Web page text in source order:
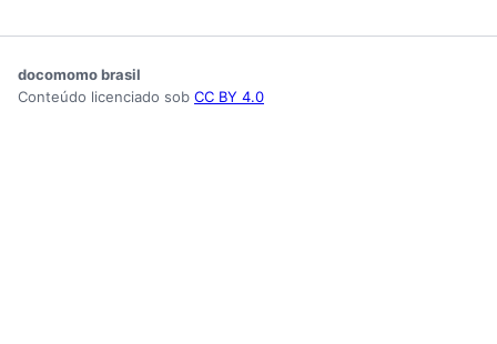
docomomo brasil
Conteúdo licenciado sob CC BY 4.0